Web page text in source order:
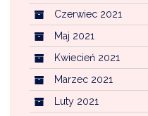
Czerwiec 2021
Maj 2021
Kwiecień 2021
Marzec 2021
Luty 2021